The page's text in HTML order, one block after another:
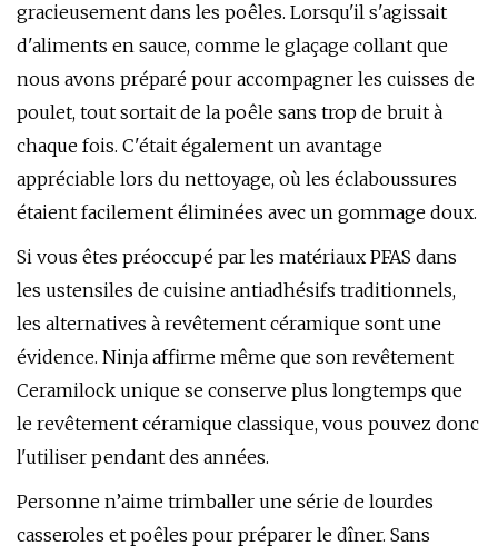
gracieusement dans les poêles. Lorsqu'il s'agissait
d'aliments en sauce, comme le glaçage collant que
nous avons préparé pour accompagner les cuisses de
poulet, tout sortait de la poêle sans trop de bruit à
chaque fois. C'était également un avantage
appréciable lors du nettoyage, où les éclaboussures
étaient facilement éliminées avec un gommage doux.
Si vous êtes préoccupé par les matériaux PFAS dans
les ustensiles de cuisine antiadhésifs traditionnels,
les alternatives à revêtement céramique sont une
évidence. Ninja affirme même que son revêtement
Ceramilock unique se conserve plus longtemps que
le revêtement céramique classique, vous pouvez donc
l'utiliser pendant des années.
Personne n’aime trimballer une série de lourdes
casseroles et poêles pour préparer le dîner. Sans